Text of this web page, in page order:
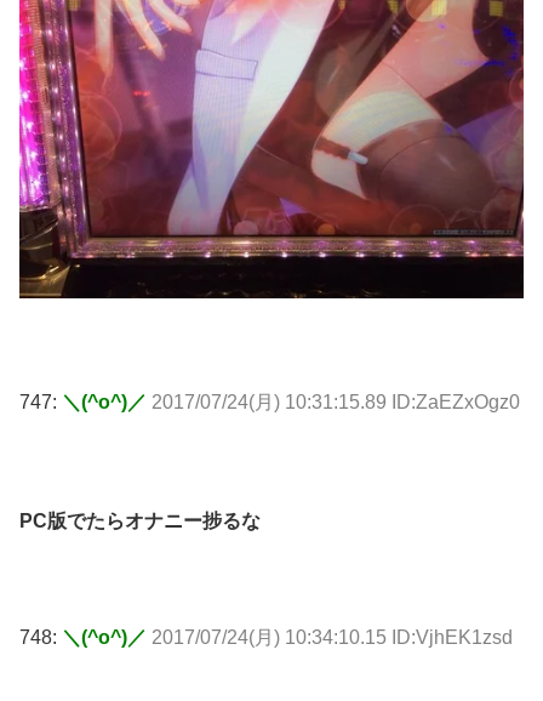
747: ＼(^o^)／ 2017/07/24(月) 10:31:15.89 ID:ZaEZxOgz0
PC版でたらオナニー捗るな
748: ＼(^o^)／ 2017/07/24(月) 10:34:10.15 ID:VjhEK1zsd